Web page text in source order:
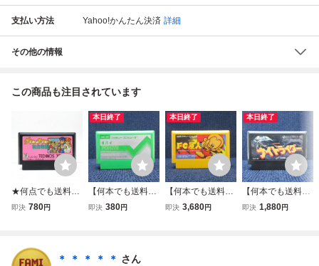
支払い方法 Yahoo!かんたん決済 詳細
その他の情報
この商品も注目されています
★何点でも送料１
８５円★ ダウンタ
作確認済み
即決 780円
本日終了
【何本でも送料23
0円！出品多数】
認済み
即決 380円
本日終了
【何本でも送料23
0円！出品多数】F
即決 3,680円
本日終了
【何本でも送料23
0円！出品多数】
即決 1,880円
＊ ＊ ＊ ＊ ＊ さん